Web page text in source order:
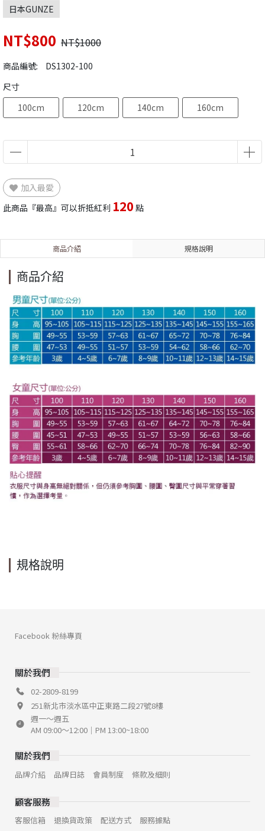
日本GUNZE
NT$800 NT$1000
商品編號:
DS1302-100
尺寸
100cm
120cm 140cm 160cm
加入最愛
此商品『最高』可以折抵紅利 120 點
商品介紹 規格說明
商品介紹
規格說明
關於我們
02-2809-8199
251新北市淡水區中正東路二段27號8樓
週一～週五
AM 09:00～12:00｜PM 13:00~18:00
關於我們
品牌介紹 品牌日誌 會員制度 條款及細則
顧客服務
客服信箱 退換貨政策 配送方式 服務據點
Facebook 粉絲專頁